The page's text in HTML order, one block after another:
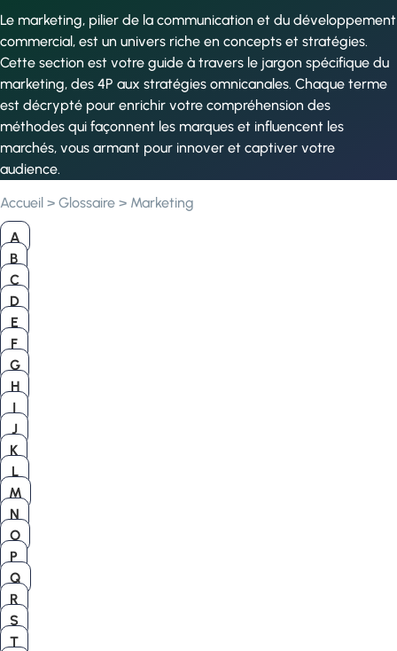
Le marketing, pilier de la communication et du développement
commercial, est un univers riche en concepts et stratégies.
Cette section est votre guide à travers le jargon spécifique du
marketing, des 4P aux stratégies omnicanales. Chaque terme
est décrypté pour enrichir votre compréhension des
méthodes qui façonnent les marques et influencent les
marchés, vous armant pour innover et captiver votre
audience.
Accueil > Glossaire > Marketing
A
B
C
D
E
F
G
H
I
J
K
L
M
N
O
P
Q
R
S
T